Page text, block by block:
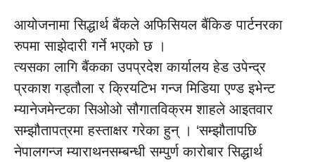
आयोजनामा सिद्धार्थ बैंकले अफिसियल बैंकिङ पार्टनरका
रुपमा साझेदारी गर्ने भएको छ ।
त्यसका लागि बैंकका उपप्रदेश कार्यालय हेड उपेन्द्र
प्रकाश गड्तौला र क्रियटिभ गन्ज मिडिया एण्ड इभेन्ट
म्यानेजमेन्टका सिओओ सौगातविक्रम शाहले आइतवार
सम्झौतापत्रमा हस्ताक्षर गरेका हुन् । ‘सम्झौतापछि
नेपालगन्ज म्याराथनसम्बन्धी सम्पुर्ण कारोबार सिद्धार्थ